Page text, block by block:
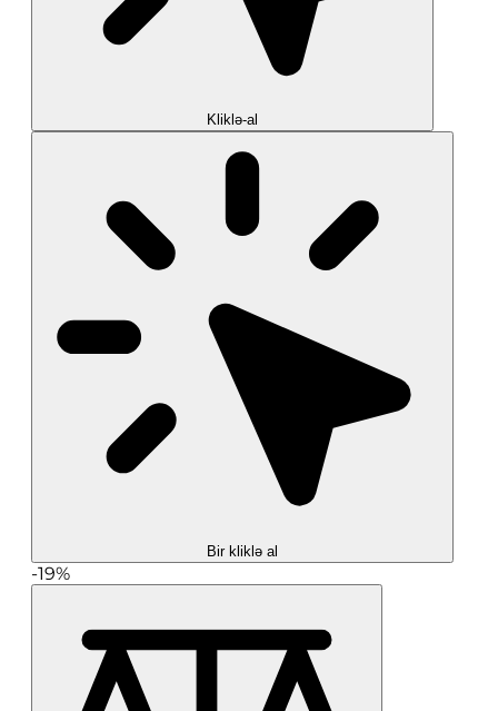
Kliklə-al
Bir kliklə al
-19%